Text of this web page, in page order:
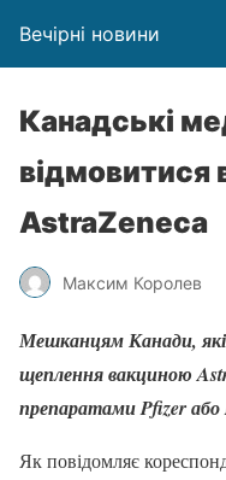
Вечірні новини
Канадські
відмовитися
AstraZeneca
Максим Королев
Мешканцям Канади,
щеплення вакциною
препаратами Pfizer або
Як повідомляє